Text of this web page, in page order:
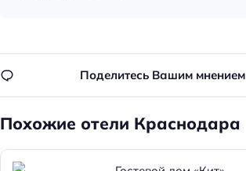
Поделитесь Вашим мнением
Похожие отели Краснодара